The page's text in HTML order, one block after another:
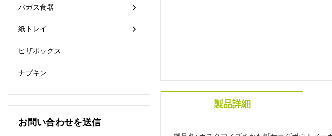
製品詳細
バガス食器
紙トレイ
ピザボックス
ナプキン
お問い合わせを送信